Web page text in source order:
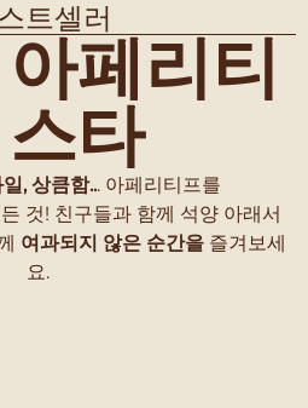
트셀러
페리티
타
, 상큼함... 아페리티프를
것! 친구들과 함께 석양 아래서
여과되지 않은 순간을 즐겨보세
요.